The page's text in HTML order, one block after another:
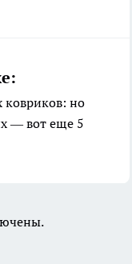
ковриков: но
— вот еще 5